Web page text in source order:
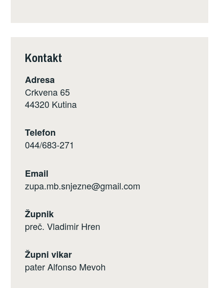
Kontakt
Adresa
Crkvena 65
44320 Kutina
Telefon
044/683-271
Email
zupa.mb.snjezne@gmail.com
Župnik
preč. Vladimir Hren
Župni vikar
pater Alfonso Mevoh